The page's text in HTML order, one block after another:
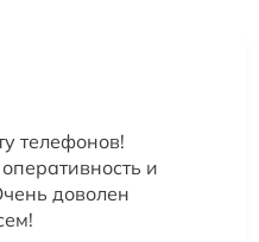
телефонов!
и
доволен